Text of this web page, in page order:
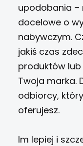
upodobania –
docelowe o
nabywczym.
jakiś czas
produktów lub
Twoja marka.
odbiorcy,
oferujesz.
Im lepiej i